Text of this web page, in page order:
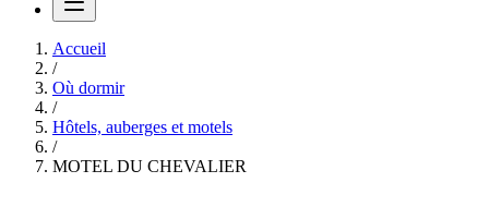
Accueil
/
Où dormir
/
Hôtels, auberges et motels
/
MOTEL DU CHEVALIER